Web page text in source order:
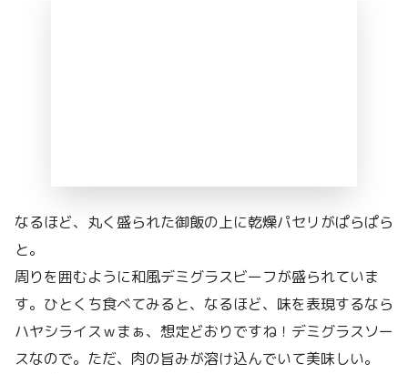
なるほど、丸く盛られた御飯の上に乾燥パセリがぱらぱら
と。
周りを囲むように和風デミグラスビーフが盛られていま
す。ひとくち食べてみると、なるほど、味を表現するなら
ハヤシライスｗまぁ、想定どおりですね！デミグラスソー
スなので。ただ、肉の旨みが溶け込んでいて美味しい。